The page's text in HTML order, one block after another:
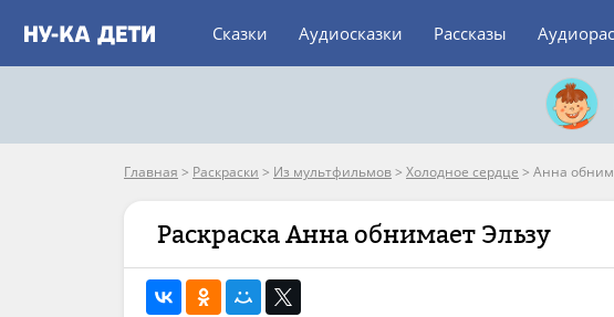
Сказки Аудиосказки Рассказы
Главная > Раскраски > Из мультфильмов> Холодное сердце > Анна
Раскраска Анна обнимает Эльзу